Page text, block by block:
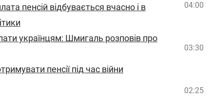
пенсій відбувається вчасно і в
українцям: Шмигаль розповів про
пенсії під час війни
04:00
03:30
02:25